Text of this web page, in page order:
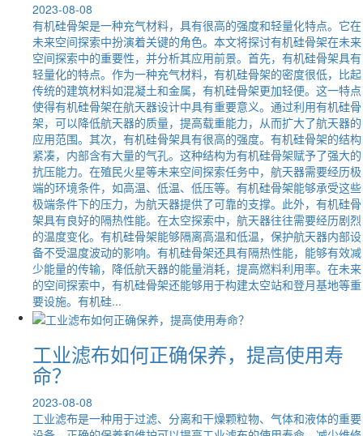
2023-08-08
有机硅骨架是一种充气材料，具有很高的强度和轻量化特点。它在
未来空间探索中扮演着关键的角色。本文将探讨有机硅骨架在未来
空间探索中的重要性，并分析其应用前景。首先，有机硅骨架具有
轻量化的特点。作为一种充气材料，有机硅骨架的密度很低，比起
传统的建筑材料如混凝土和金属，有机硅骨架更加轻便。这一特点
使得有机硅骨架在航天器设计中具有重要意义。通过利用有机硅骨
架，可以降低航天器的质量，提高载重能力，从而扩大了航天器的
应用范围。其次，有机硅骨架具有很高的强度。有机硅骨架的结构
紧凑，内部含有大量的气孔。这种结构为有机硅骨架赋予了强大的
抗压能力。在殖民火星等未来空间探索任务中，航天器需要经历极
端的环境条件，如高温、低温、低压等。有机硅骨架能够承受这些
极端条件下的压力，为航天器提供了可靠的支撑。此外，有机硅骨
架具有良好的隔热性能。在太空探索中，航天器往往需要经历剧烈
的温度变化。有机硅骨架能够隔离高温和低温，保护航天器内部设
备不受温度波动的影响。有机硅骨架还具有隔热性能，能够有效减
少能量的传输，降低航天器的能量消耗，提高燃料利用率。在未来
的空间探索中，有机硅骨架还能够用于构建太空站和登月基地等重
要设施。有机硅...
工业滤布如何正确保养，提高使用寿
命？
2023-08-08
工业滤布是一种用于过滤、分离和干燥颗粒物、气体和液体的重要